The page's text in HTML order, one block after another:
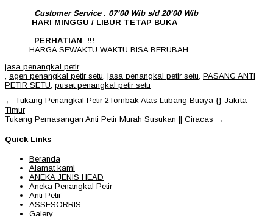
Customer Service . 07’00 Wib s/d 20’00 Wib
HARI MINGGU / LIBUR TETAP BUKA
PERHATIAN !!!
HARGA SEWAKTU WAKTU BISA BERUBAH
jasa penangkal petir
agen penangkal petir setu jasa penangkal petir setu PASANG ANTI
PETIR SETU pusat penangkal petir setu
Post
navigation
← Tukang Penangkal Petir 2Tombak Atas Lubang Buaya {} Jakrta
Timur
Tukang Pemasangan Anti Petir Murah Susukan || Ciracas →
Quick Links
Beranda
Alamat kami
ANEKA JENIS HEAD
Aneka Penangkal Petir
Anti Petir
ASSESORRIS
Galery